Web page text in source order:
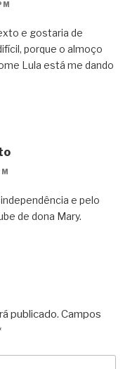
e gostaria de
porque o almoço
Lula está me dando
e pelo
de dona Mary.
publicado. Campos